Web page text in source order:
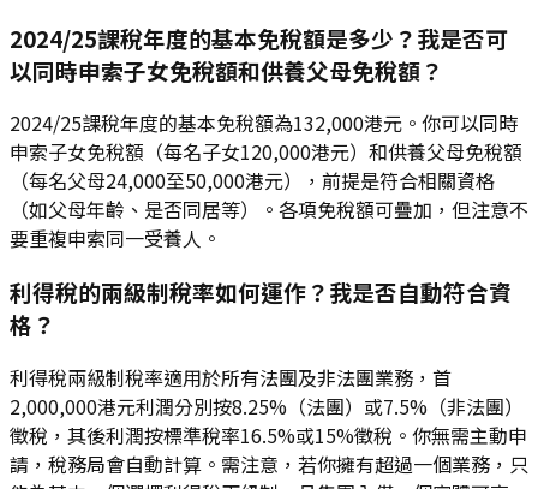
2024/25課稅年度的基本免稅額是多少？我是否可
以同時申索子女免稅額和供養父母免稅額？
2024/25課稅年度的基本免稅額為132,000港元。你可以同時
申索子女免稅額（每名子女120,000港元）和供養父母免稅額
（每名父母24,000至50,000港元），前提是符合相關資格
（如父母年齡、是否同居等）。各項免稅額可疊加，但注意不
要重複申索同一受養人。
利得稅的兩級制稅率如何運作？我是否自動符合資
格？
利得稅兩級制稅率適用於所有法團及非法團業務，首
2,000,000港元利潤分別按8.25%（法團）或7.5%（非法團）
徵稅，其後利潤按標準稅率16.5%或15%徵稅。你無需主動申
請，稅務局會自動計算。需注意，若你擁有超過一個業務，只